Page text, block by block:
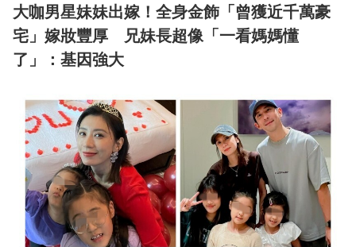
大咖男星妹妹出嫁！全身金飾「曾獲近千萬豪
宅」嫁妝豐厚 兄妹長超像「一看媽媽懂
了」：基因強大